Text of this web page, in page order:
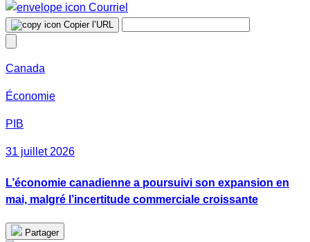
Courriel
Copier l’URL
Canada
Économie
PIB
31 juillet 2026
L’économie canadienne a poursuivi son expansion en
mai, malgré l’incertitude commerciale croissante
Partager